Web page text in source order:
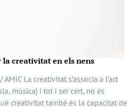
creativitat en els nens
La creativitat s’associa a l’art
música) i tot i ser cert, no és
creativitat també és la capacitat de